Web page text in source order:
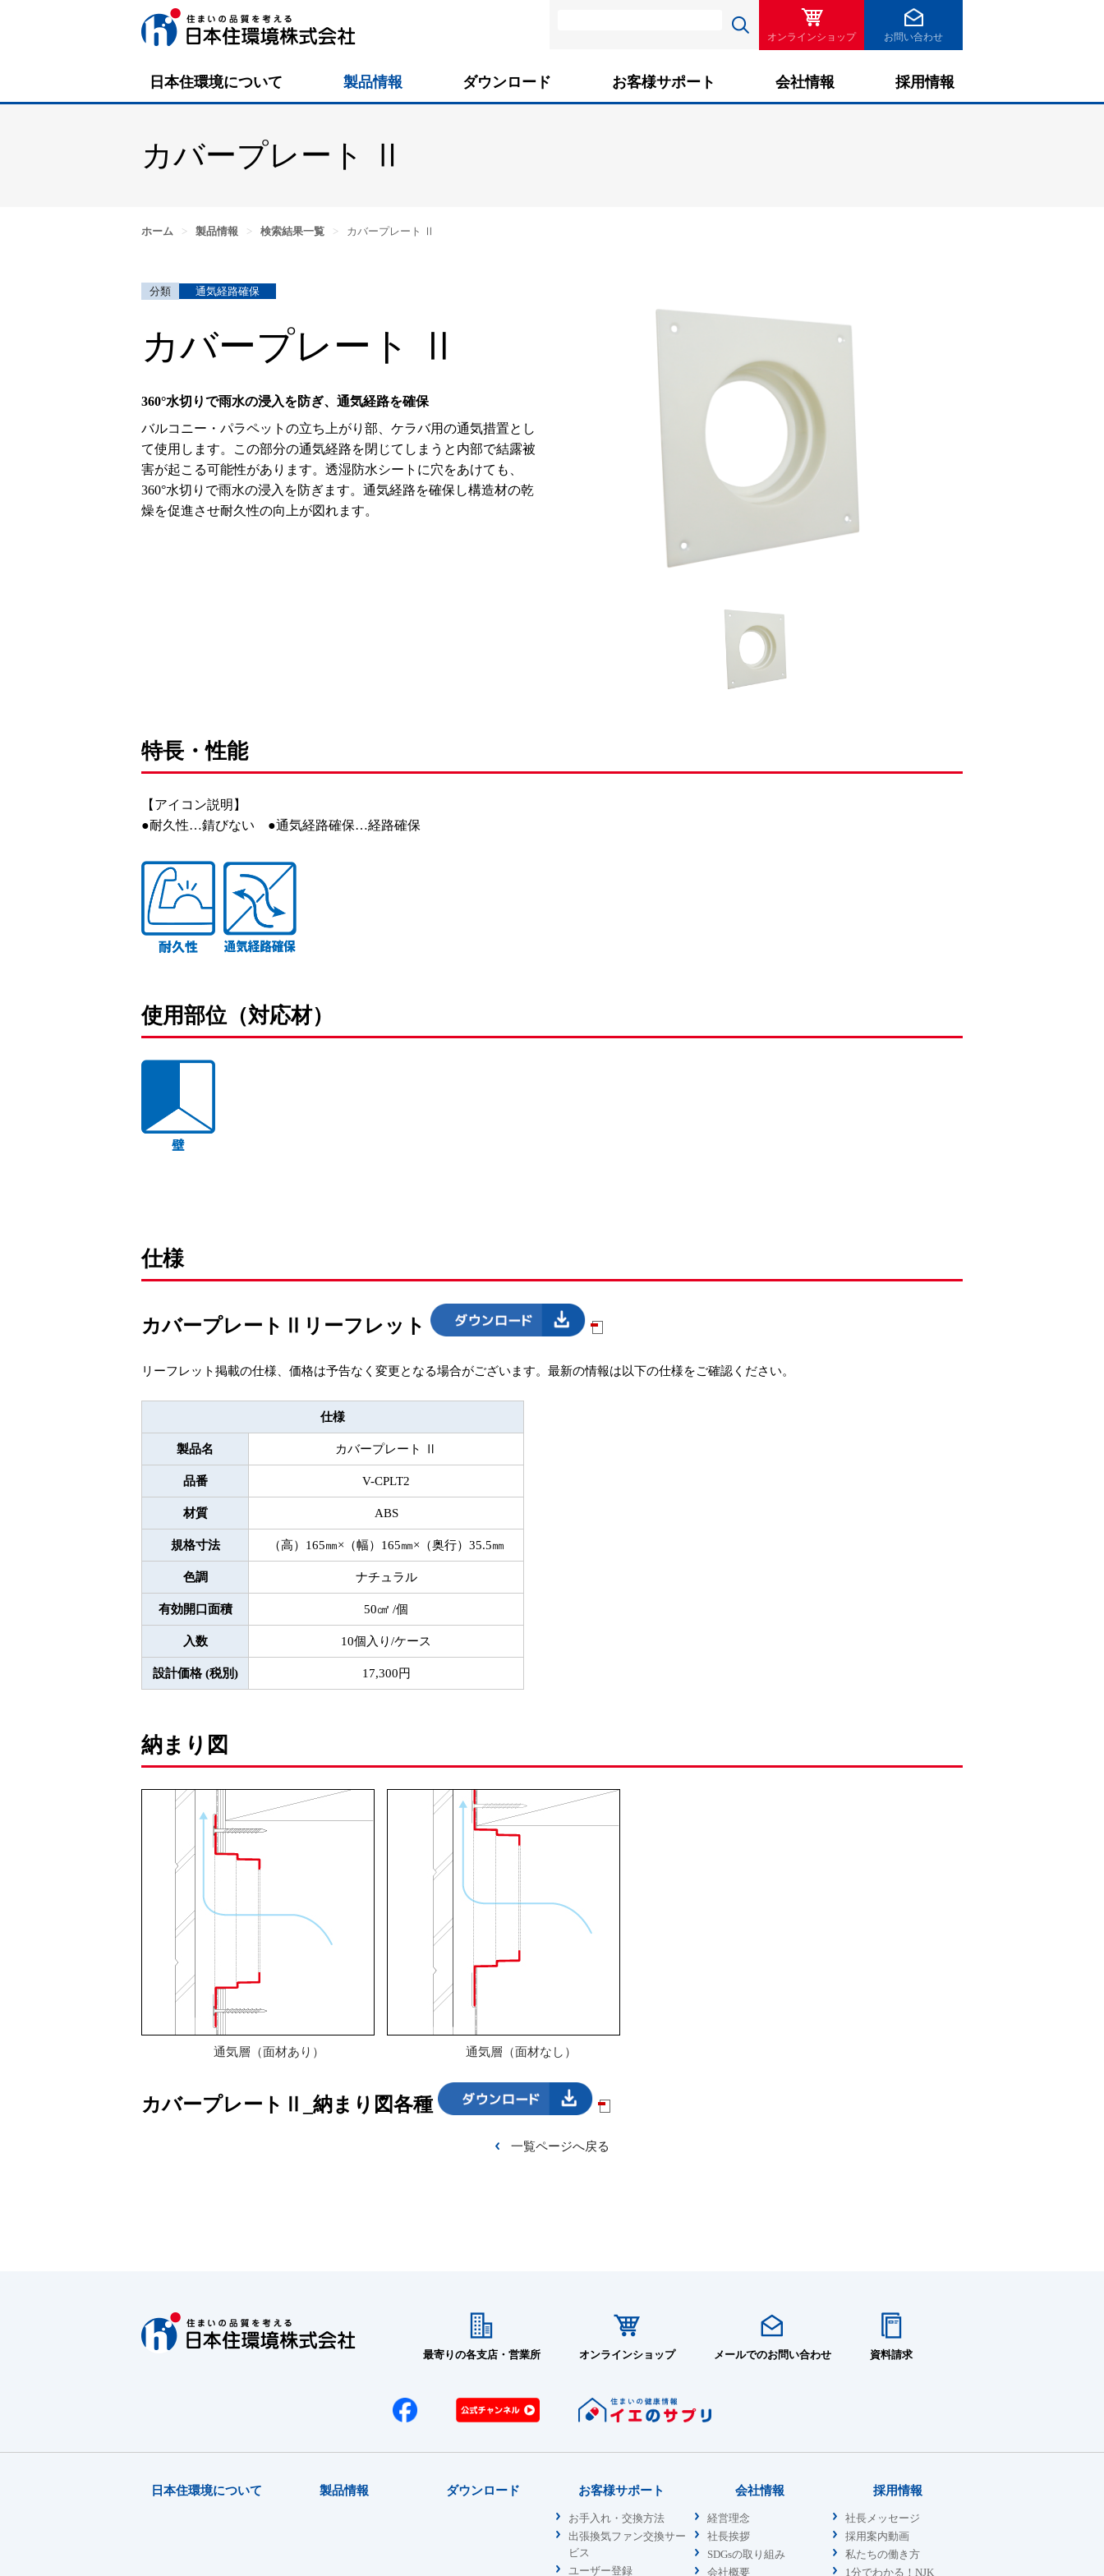
検索
オンラインショップ お問い合わせ
日本住環境について 製品情報 ダウンロード お客様サポート 会社情報 採用情報
カバープレート Ⅱ
ホーム > 製品情報 > 検索結果一覧 > カバープレート Ⅱ
通気経路確保
カバープレート Ⅱ
360°水切りで雨水の浸入を防ぎ、通気経路を確保
バルコニー・パラペットの立ち上がり部、ケラバ用の通気措置とし
て使用します。この部分の通気経路を閉じてしまうと内部で結露被
害が起こる可能性があります。透湿防水シートに穴をあけても、
360°水切りで雨水の浸入を防ぎます。通気経路を確保し構造材の乾
燥を促進させ耐久性の向上が図れます。
特長・性能
【アイコン説明】
●耐久性…錆びない ●通気経路確保…経路確保
使用部位（対応材）
仕様
カバープレートⅡリーフレット
リーフレット掲載の仕様、価格は予告なく変更となる場合がございます。最新の情報は以下の仕様をご確認ください。
仕様
製品名 カバープレート Ⅱ
品番 V-CPLT2
材質 ABS
規格寸法 （高）165㎜×（幅）165㎜×（奥行）35.5㎜
色調 ナチュラル
有効開口面積 50㎠ /個
入数 10個入り/ケース
設計価格 (税別) 17,300円
納まり図
通気層（面材あり） 通気層（面材なし）
カバープレートⅡ_納まり図各種
一覧ページへ戻る
最寄りの各支店・営業所 オンラインショップ メールでのお問い合わせ 資料請求
日本住環境について 製品情報 ダウンロード お客様サポート
お手入れ・交換方法
出張換気ファン交換サー
ビス
ユーザー登録
会社情報
経営理念
社長挨拶
SDGsの取り組み
会社概要
採用情報
社長メッセージ
採用案内動画
私たちの働き方
1分でわかる！NJK